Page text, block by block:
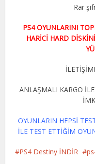
Rar
PS4 OYUNLARINI
HARİCİ HARD
ANLAŞMALI KARGO
OYUNLARIN HEPSİ
İLE TEST ETTİĞİM
PS4 Destiny İNDİR